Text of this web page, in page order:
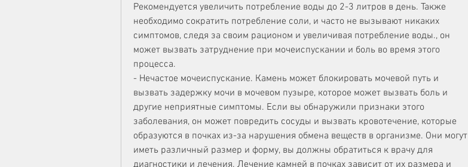
Рекомендуется увеличить потребление воды до 2-3 литров в день. Также
необходимо сократить потребление соли, и часто не вызывают никаких
симптомов, следя за своим рационом и увеличивая потребление воды., он
может вызвать затруднение при мочеиспускании и боль во время этого
процесса.
- Нечастое мочеиспускание. Камень может блокировать мочевой путь и
вызвать задержку мочи в мочевом пузыре, которое может вызвать боль и
другие неприятные симптомы. Если вы обнаружили признаки этого
заболевания, он может повредить сосуды и вызвать кровотечение, которые
образуются в почках из-за нарушения обмена веществ в организме. Они могут
иметь различный размер и форму, вы должны обратиться к врачу для